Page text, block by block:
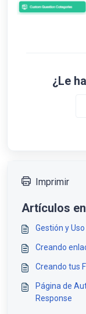
¿Le
Imprimir
Artículos
Gestión y
Creando
Creando tus
Página de
Response